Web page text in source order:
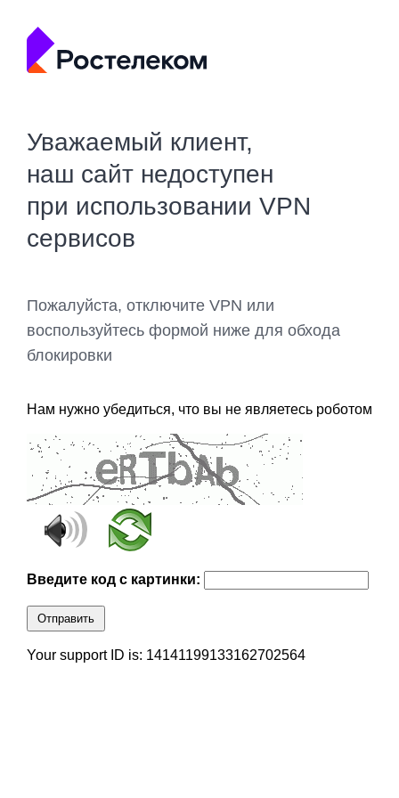
Уважаемый клиент,
наш сайт недоступен
при использовании VPN
сервисов
Пожалуйста, отключите VPN или
воспользуйтесь формой ниже для обхода
блокировки
Нам нужно убедиться, что вы не являетесь роботом
Введите код с картинки:
Отправить
Your support ID is: 14141199133162702564